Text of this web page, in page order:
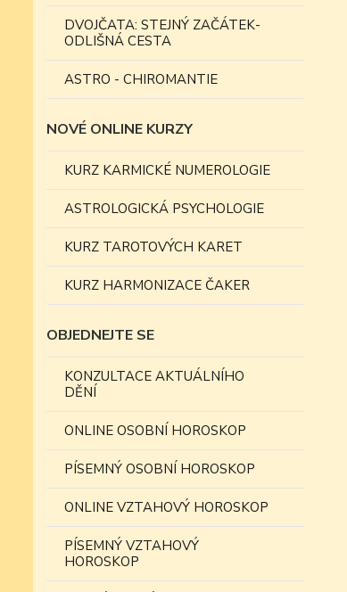
DVOJČATA: STEJNÝ ZAČÁTEK-
ODLIŠNÁ CESTA
ASTRO - CHIROMANTIE
NOVÉ ONLINE KURZY
KURZ KARMICKÉ NUMEROLOGIE
ASTROLOGICKÁ PSYCHOLOGIE
KURZ TAROTOVÝCH KARET
KURZ HARMONIZACE ČAKER
OBJEDNEJTE SE
KONZULTACE AKTUÁLNÍHO
DĚNÍ
ONLINE OSOBNÍ HOROSKOP
PÍSEMNÝ OSOBNÍ HOROSKOP
ONLINE VZTAHOVÝ HOROSKOP
PÍSEMNÝ VZTAHOVÝ
HOROSKOP